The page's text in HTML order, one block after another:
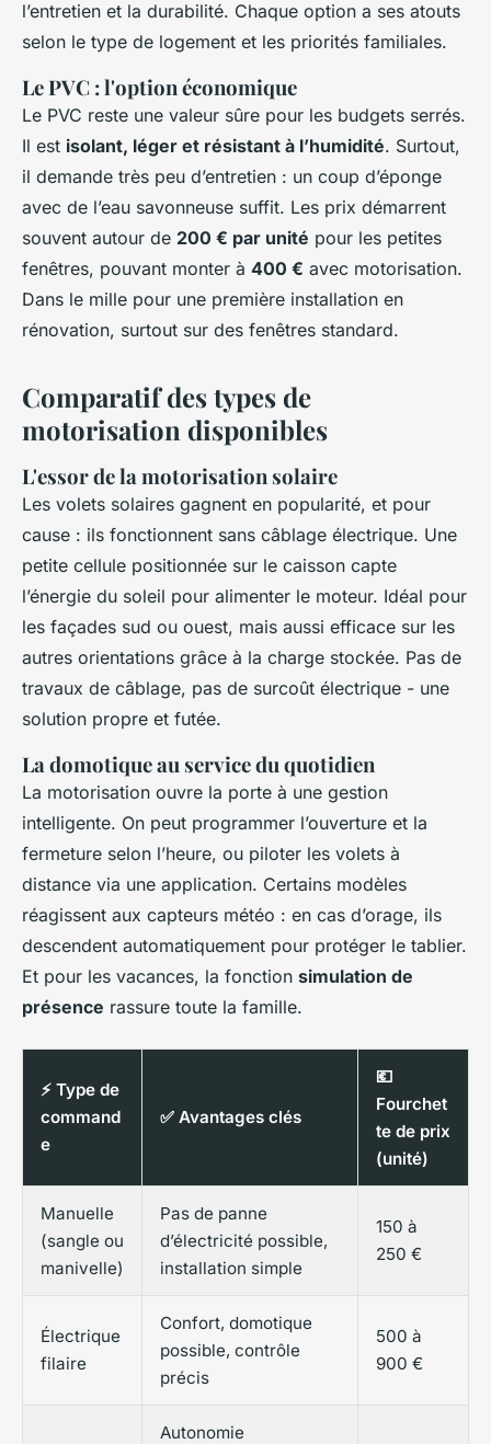
l’entretien et la durabilité. Chaque option a ses atouts
selon le type de logement et les priorités familiales.
Le PVC : l'option économique
Le PVC reste une valeur sûre pour les budgets serrés.
Il est isolant, léger et résistant à l’humidité. Surtout,
il demande très peu d’entretien : un coup d’éponge
avec de l’eau savonneuse suffit. Les prix démarrent
souvent autour de 200 € par unité pour les petites
fenêtres, pouvant monter à 400 € avec motorisation.
Dans le mille pour une première installation en
rénovation, surtout sur des fenêtres standard.
Comparatif des types de
motorisation disponibles
L'essor de la motorisation solaire
Les volets solaires gagnent en popularité, et pour
cause : ils fonctionnent sans câblage électrique. Une
petite cellule positionnée sur le caisson capte
l’énergie du soleil pour alimenter le moteur. Idéal pour
les façades sud ou ouest, mais aussi efficace sur les
autres orientations grâce à la charge stockée. Pas de
travaux de câblage, pas de surcoût électrique - une
solution propre et futée.
La domotique au service du quotidien
La motorisation ouvre la porte à une gestion
intelligente. On peut programmer l’ouverture et la
fermeture selon l’heure, ou piloter les volets à
distance via une application. Certains modèles
réagissent aux capteurs météo : en cas d’orage, ils
descendent automatiquement pour protéger le tablier.
Et pour les vacances, la fonction simulation de
présence rassure toute la famille.
⚡ Type de
command
e
✅ Avantages clés
💶
Fourchet
te de prix
(unité)
Manuelle
(sangle ou
manivelle)
Pas de panne
d’électricité possible,
installation simple
150 à
250 €
Électrique
filaire
Confort, domotique
possible, contrôle
précis
500 à
900 €
Autonomie